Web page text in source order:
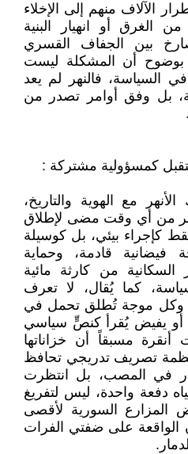
الآلاف منهم إلى الإخلاء
الغرق أو انهيار البنية
بين الجفاف القسري
بوضوح أن المشكلة ليست
السياسة، فالنهر لم يعد
بل وفق أوامر تصدر من
كمسؤولية مشتركة :
مع الهوية والتاريخ،
من أي وقت مضى لإطلاق
فقط كإجراء بيئي، بل كوسيلة
فيضانية قادمة، وحماية
السكانية من كارثة مائية
كما يُقال، لا تعرف
وكل موجة تُطلق تحمل في
أو يفيض يُقرأ كنصٍّ سياسي
مسبقاً أن خزاناتها
تصريف تدريجي تحافظ
في المصب، بل انتظرت
دفعة واحدة، ليس لتفريغ
المزارع السورية لأقصى
على ضفتي الفرات